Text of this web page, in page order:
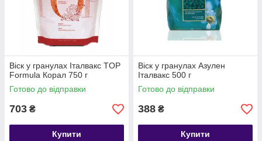
Віск у гранулах Італвакс TOP
Formula Корал 750 г
Готово до відправки
703 ₴
Купити
Віск у гранулах Азулен
Італвакс 500 г
Готово до відправки
388 ₴
Купити